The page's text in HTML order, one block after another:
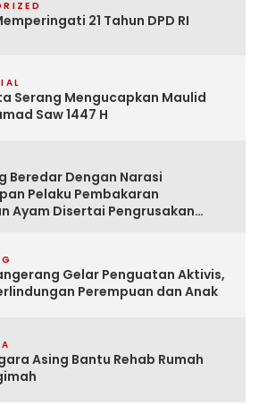
21 Tahun DPD RI
Serang Mengucapkan Maulid
Saw 1447 H
Beredar Dengan Narasi
Pelaku Pembakaran
Ayam Disertai Pengrusakan
Gelar Penguatan Aktivis,
Perempuan dan Anak
Asing Bantu Rehab Rumah